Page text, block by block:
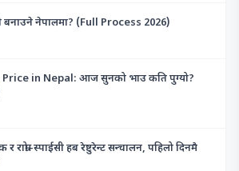
नेपालमा? (Full Process 2026)
in Nepal: आज सुनको भाउ कति पुग्यो?
राम्रो–स्पाईसी हब रेष्टुरेन्ट सन्चालन, पहिलो दिनमै